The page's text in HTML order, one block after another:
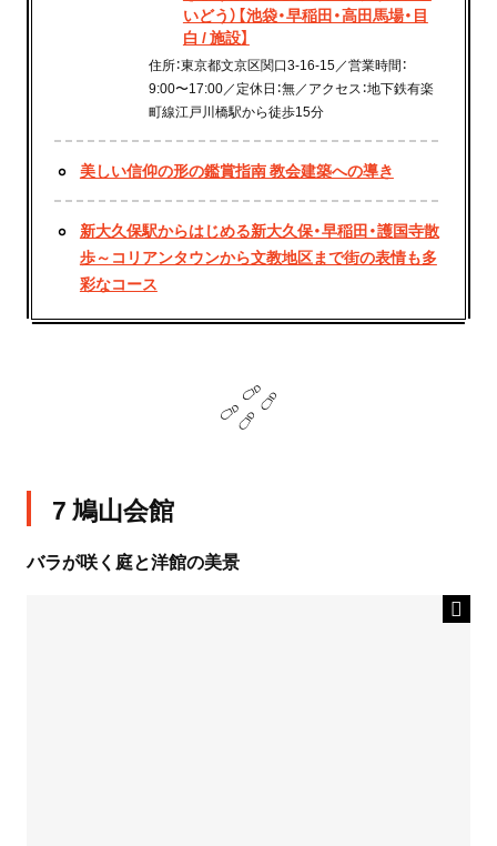
いどう）【池袋・早稲田・高田馬場・目
白 / 施設】
住所：東京都文京区関口3-16-15／営業時間：
9:00〜17:00／定休日：無／アクセス：地下鉄有楽
町線江戸川橋駅から徒歩15分
美しい信仰の形の鑑賞指南 教会建築への導き
新大久保駅からはじめる新大久保・早稲田・護国寺散
歩～コリアンタウンから文教地区まで街の表情も多
彩なコース
7 鳩山会館
バラが咲く庭と洋館の美景